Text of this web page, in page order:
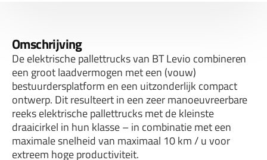
Omschrijving
De elektrische pallettrucks van BT Levio combineren
een groot laadvermogen met een (vouw)
bestuurdersplatform en een uitzonderlijk compact
ontwerp. Dit resulteert in een zeer manoeuvreerbare
reeks elektrische pallettrucks met de kleinste
draaicirkel in hun klasse – in combinatie met een
maximale snelheid van maximaal 10 km / u voor
extreem hoge productiviteit.